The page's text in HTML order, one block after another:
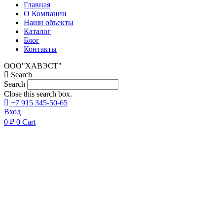
Главная
О Компании
Наши объекты
Каталог
Блог
Контакты
ООО"ХАВЭСТ"
Search
Search
Close this search box.
+7 915 345-50-65
Вход
0 ₽ 0 Cart